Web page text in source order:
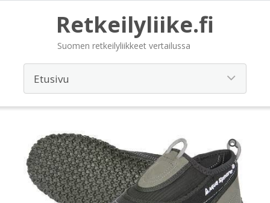
Retkeilyliike.fi
Suomen retkeilyliikkeet vertailussa